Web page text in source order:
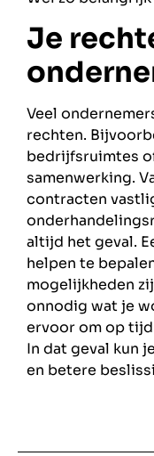
Je
Veel
rechten.
bedrijfsruimtes
samenwerking.
contracten
altijd het geval.
helpen te
mogelijkheden
onnodig wat je
ervoor om op
In dat geval kun
en betere